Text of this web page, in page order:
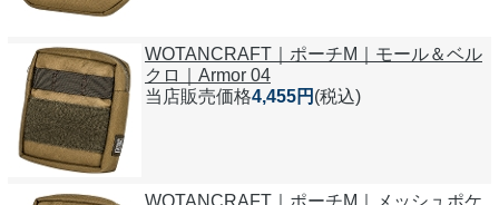
WOTANCRAFT｜ポーチM｜モール＆ベル
クロ｜Armor 04
当店販売価格4,455円 (税込)
WOTANCRAFT｜ポーチM｜メッシュポケ